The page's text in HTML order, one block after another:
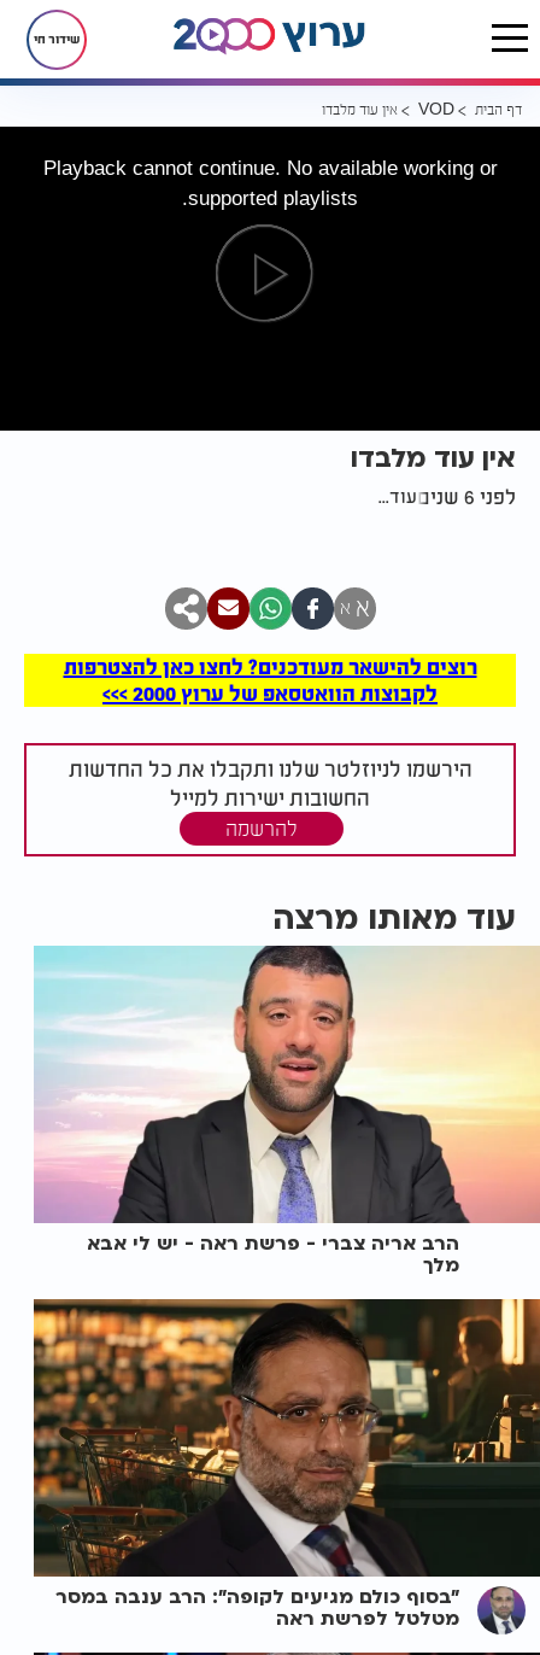
שידור חי
דף הבית VOD אין עוד מלבדו
Playback cannot continue. No available working or
supported playlists.
אין עוד מלבדו
לפני 6 שנים עוד...
א א
רוצים להישאר מעודכנים? לחצו כאן להצטרפות
לקבוצות הוואטסאפ של ערוץ 2000 >>>
הירשמו לניוזלטר שלנו ותקבלו את כל החדשות
החשובות ישירות למייל
להרשמה
עוד מאותו מרצה
הרב אריה צברי - פרשת ראה - יש לי אבא
מלך
"בסוף כולם מגיעים לקופה": הרב ענבה במסר
מטלטל לפרשת ראה